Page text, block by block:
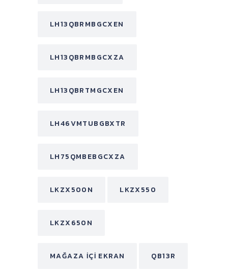
LH13QBRMBGCXEN
LH13QBRMBGCXZA
LH13QBRTMGCXEN
LH46VMTUBGBXTR
LH75QMBEBGCXZA
LKZX500N LKZX550
LKZX650N
MAĞAZA İÇI EKRAN QB13R